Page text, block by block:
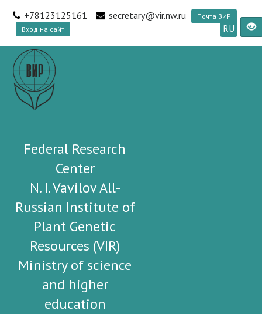
+78123125161 secretary@vir.nw.ru
Почта ВИР
Вход на сайт
RU
Federal Research
Center
N. I. Vavilov All-
Russian Institute of
Plant Genetic
Resources (VIR)
Ministry of science
and higher
education